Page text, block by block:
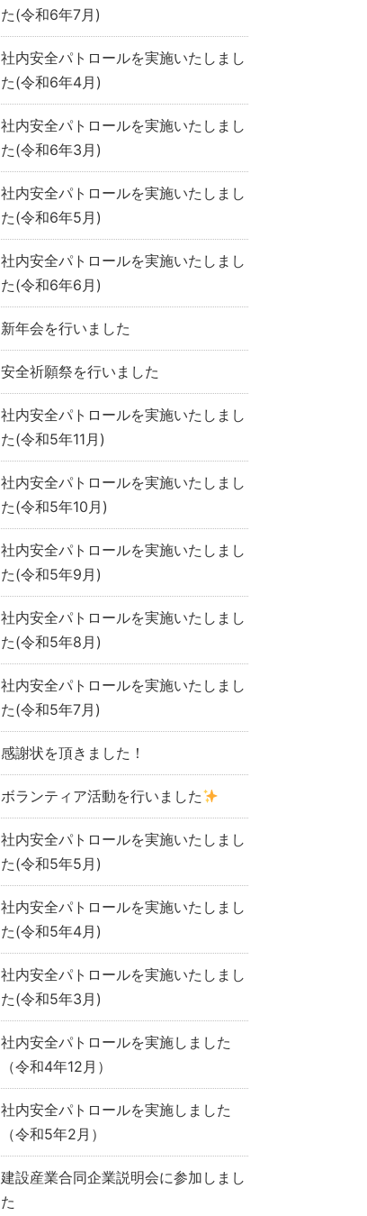
た(令和6年7月)
社内安全パトロールを実施いたしまし
た(令和6年4月)
社内安全パトロールを実施いたしまし
た(令和6年3月)
社内安全パトロールを実施いたしまし
た(令和6年5月)
社内安全パトロールを実施いたしまし
た(令和6年6月)
新年会を行いました
安全祈願祭を行いました
社内安全パトロールを実施いたしまし
た(令和5年11月)
社内安全パトロールを実施いたしまし
た(令和5年10月)
社内安全パトロールを実施いたしまし
た(令和5年9月)
社内安全パトロールを実施いたしまし
た(令和5年8月)
社内安全パトロールを実施いたしまし
た(令和5年7月)
感謝状を頂きました！
ボランティア活動を行いました
社内安全パトロールを実施いたしまし
た(令和5年5月)
社内安全パトロールを実施いたしまし
た(令和5年4月)
社内安全パトロールを実施いたしまし
た(令和5年3月)
社内安全パトロールを実施しました
（令和4年12月）
社内安全パトロールを実施しました
（令和5年2月）
建設産業合同企業説明会に参加しまし
た